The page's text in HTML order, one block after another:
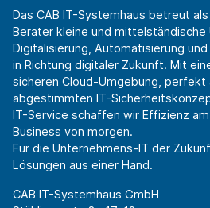
Das CAB IT-Systemhaus betreut
Berater kleine und mittelständische
Digitalisierung, Automatisierung
in Richtung digitaler Zukunft. Mit
sicheren Cloud-Umgebung, perfekt
abgestimmten IT-
IT-Service schaffen wir Effizienz
Business von morgen.
Für die Unternehmens-IT der
Lösungen aus einer Hand.
CAB IT-Systemhaus GmbH